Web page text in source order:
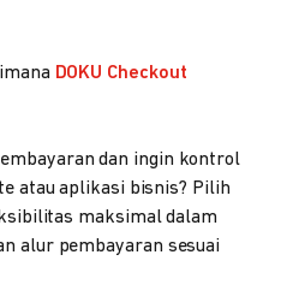
DOKU Checkout
dan ingin kontrol
atau aplikasi bisnis? Pilih
maksimal dalam
alur pembayaran sesuai